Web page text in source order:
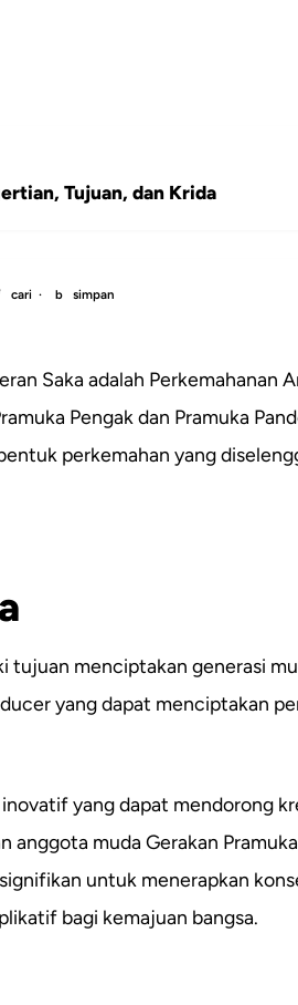
Tujuan, dan Krida
cari · b simpan
Saka adalah Perkemahanan
Pengak dan Pramuka
perkemahan yang
tujuan menciptakan generasi
yang dapat menciptakan
yang dapat mendorong
anggota muda Gerakan
untuk menerapkan
bagi kemajuan bangsa.